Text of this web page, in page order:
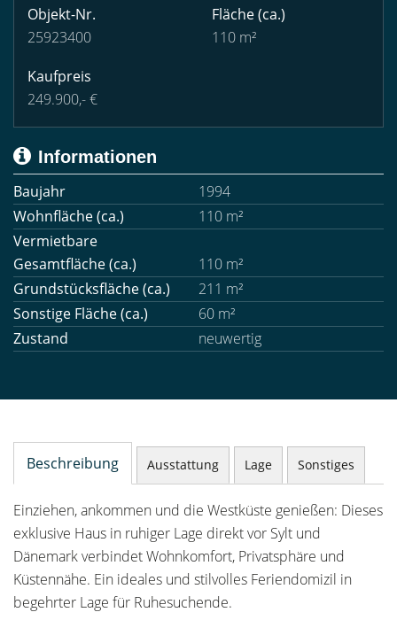
Objekt-Nr.
25923400
Fläche(ca.)
110 m²
Kaufpreis
249.900,- €
Informationen
Baujahr
1994
Wohnfläche (ca.)
110 m²
Vermietbare
Gesamtfläche (ca.)
110 m²
Grundstücksfläche (ca.)
211 m²
Sonstige Fläche (ca.)
60 m²
Zustand
neuwertig
Beschreibung Ausstattung Lage Sonstiges
Einziehen, ankommen und die Westküste genießen: Dieses
exklusive Haus in ruhiger Lage direkt vor Sylt und
Dänemark verbindet Wohnkomfort, Privatsphäre und
Küstennähe. Ein ideales und stilvolles Feriendomizil in
begehrter Lage für Ruhesuchende.